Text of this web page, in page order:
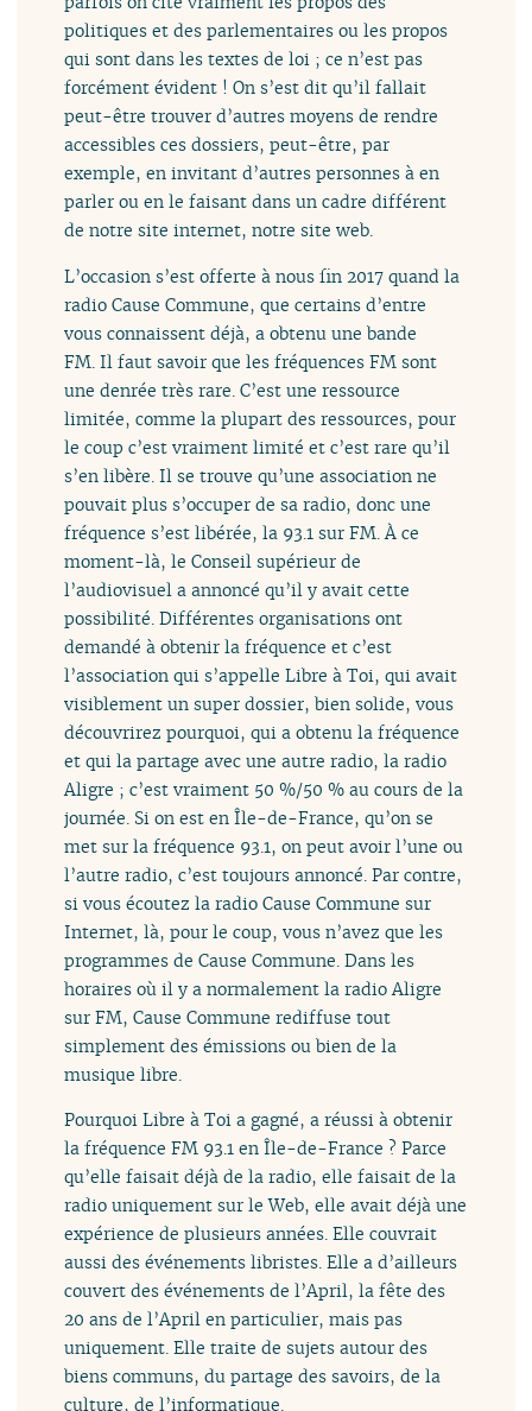
politiques et des parlementaires ou les propos
qui sont dans les textes de loi ; ce n’est pas
forcément évident ! On s’est dit qu’il fallait
peut-être trouver d’autres moyens de rendre
accessibles ces dossiers, peut-être, par
exemple, en invitant d’autres personnes à en
parler ou en le faisant dans un cadre différent
de notre site internet, notre site web.
L’occasion s’est offerte à nous fin 2017 quand la
radio Cause Commune, que certains d’entre
vous connaissent déjà, a obtenu une bande
FM. Il faut savoir que les fréquences FM sont
une denrée très rare. C’est une ressource
limitée, comme la plupart des ressources, pour
le coup c’est vraiment limité et c’est rare qu’il
s’en libère. Il se trouve qu’une association ne
pouvait plus s’occuper de sa radio, donc une
fréquence s’est libérée, la 93.1 sur FM. À ce
moment-là, le Conseil supérieur de
l’audiovisuel a annoncé qu’il y avait cette
possibilité. Différentes organisations ont
demandé à obtenir la fréquence et c’est
l’association qui s’appelle Libre à Toi, qui avait
visiblement un super dossier, bien solide, vous
découvrirez pourquoi, qui a obtenu la fréquence
et qui la partage avec une autre radio, la radio
Aligre ; c’est vraiment 50 %/50 % au cours de la
journée. Si on est en Île-de-France, qu’on se
met sur la fréquence 93.1, on peut avoir l’une ou
l’autre radio, c’est toujours annoncé. Par contre,
si vous écoutez la radio Cause Commune sur
Internet, là, pour le coup, vous n’avez que les
programmes de Cause Commune. Dans les
horaires où il y a normalement la radio Aligre
sur FM, Cause Commune rediffuse tout
simplement des émissions ou bien de la
musique libre.
Pourquoi Libre à Toi a gagné, a réussi à obtenir
la fréquence FM 93.1 en Île-de-France ? Parce
qu’elle faisait déjà de la radio, elle faisait de la
radio uniquement sur le Web, elle avait déjà une
expérience de plusieurs années. Elle couvrait
aussi des événements libristes. Elle a d’ailleurs
couvert des événements de l’April, la fête des
20 ans de l’April en particulier, mais pas
uniquement. Elle traite de sujets autour des
biens communs, du partage des savoirs, de la
culture, de l’informatique.